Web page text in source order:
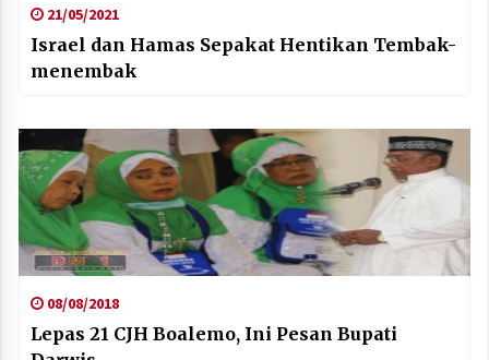
21/05/2021
Israel dan Hamas Sepakat Hentikan Tembak-
menembak
08/08/2018
Lepas 21 CJH Boalemo, Ini Pesan Bupati